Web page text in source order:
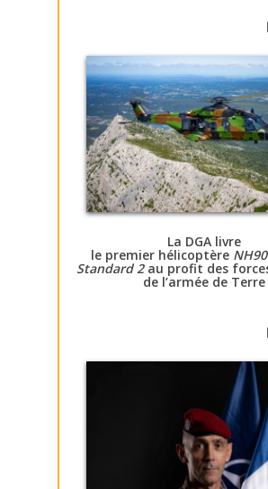
La DGA livre
le premier hélicoptère
Standard 2au profit des
de l’armée de Terre